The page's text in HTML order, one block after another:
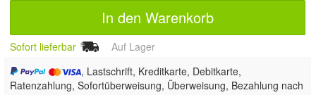
In den Warenkorb
Sofort lieferbar
Auf Lager
, Lastschrift, Kreditkarte, Debitkarte,
Ratenzahlung, Sofortüberweisung, Überweisung, Bezahlung nach